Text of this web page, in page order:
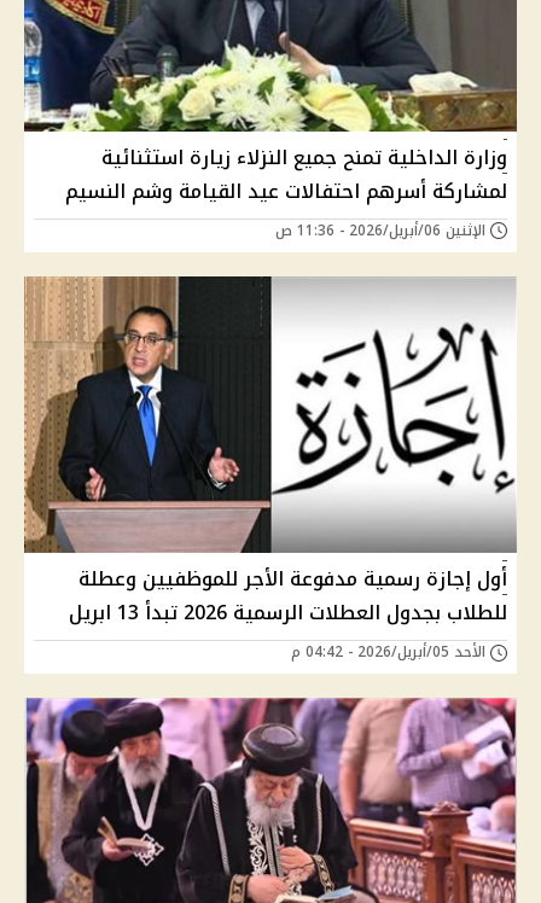
وزارة الداخلية تمنح جميع النزلاء زيارة استثنائية
لمشاركة أسرهم احتفالات عيد القيامة وشم النسيم
الإثنين 06/أبريل/2026 - 11:36 ص
أول إجازة رسمية مدفوعة الأجر للموظفيين وعطلة
للطلاب بجدول العطلات الرسمية 2026 تبدأ 13 ابريل
الأحد 05/أبريل/2026 - 04:42 م